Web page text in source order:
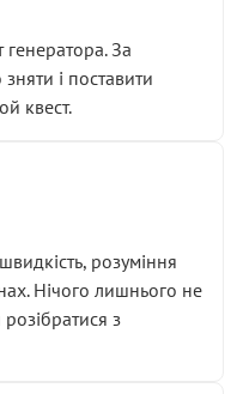
що сервіс працює не
За
і поставити
квест.
розуміння
Нічого лишнього не
з